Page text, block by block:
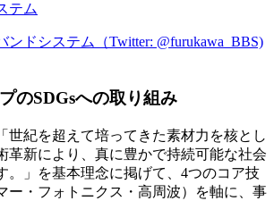
テム
ンドシステム（Twitter: @furukawa_BBS)
のSDGsへの取り組み
世紀を超えて培ってきた素材力を核とし
革新により、真に豊かで持続可能な社会
。」を基本理念に掲げて、4つのコア技
ー・フォトニクス・高周波）を軸に、事